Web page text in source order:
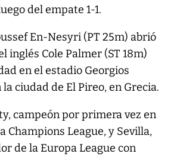
del empate 1-1.
En-Nesyri (PT 25m) abrió
inglés Cole Palmer (ST 18m)
en el estadio Georgios
ciudad de El Pireo, en Grecia.
campeón por primera vez en
Champions League, y Sevilla,
de la Europa League con